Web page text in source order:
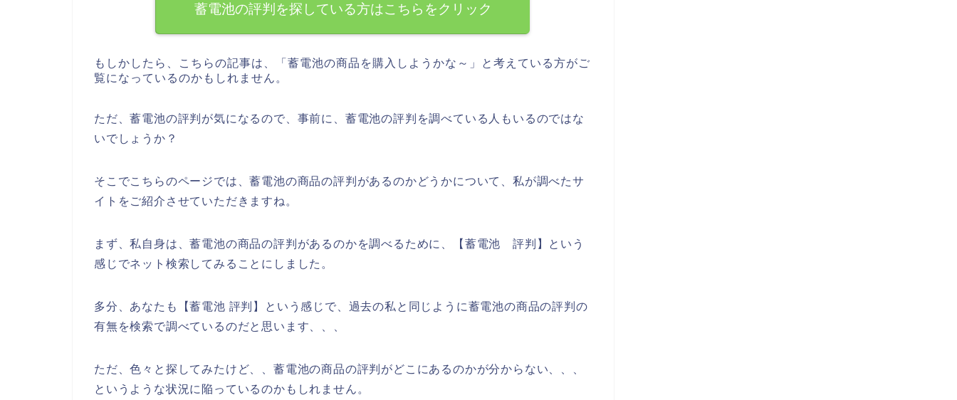
蓄電池の評判を探している方はこちらをクリック
もしかしたら、こちらの記事は、「蓄電池の商品を購入しようかな～」と考えている方がご
覧になっているのかもしれません。
ただ、蓄電池の評判が気になるので、事前に、蓄電池の評判を調べている人もいるのではな
いでしょうか？
そこでこちらのページでは、蓄電池の商品の評判があるのかどうかについて、私が調べたサ
イトをご紹介させていただきますね。
まず、私自身は、蓄電池の商品の評判があるのかを調べるために、【蓄電池 評判】という
感じでネット検索してみることにしました。
多分、あなたも【蓄電池 評判】という感じで、過去の私と同じように蓄電池の商品の評判の
有無を検索で調べているのだと思います、、、
ただ、色々と探してみたけど、、蓄電池の商品の評判がどこにあるのかが分からない、、、
というような状況に陥っているのかもしれません。